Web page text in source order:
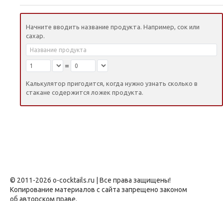
Начните вводить название продукта. Например, сок или
сахар.
=
Калькулятор пригодится, когда нужно узнать сколько в
стакане содержится ложек продукта.
© 2011-2026 o-cocktails.ru | Все права защищены!
Копирование материалов с сайта запрещено законом
об авторском праве.